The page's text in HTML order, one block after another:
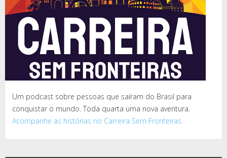
Um podcast sobre pessoas que saíram do Brasil para
conquistar o mundo. Toda quarta uma nova aventura.
Acompanhe as histórias no Carreira Sem Fronteiras.